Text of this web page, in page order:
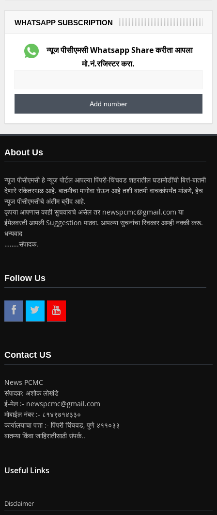
WHATSAPP SUBSCRIPTION
न्यूज पीसीएमसी Whatsapp Share करीता आपला
मो.नं.रजिस्टर करा.
About Us
न्यूज पीसीएमसी हे न्यूज पोर्टल आपल्या पिंपरी-चिंचवड शहरातील घडामोडींची बित्तं-बातमी
देणारे संकेतस्थळ आहे. बातमीचा मागोवा घेऊन आहे तशी बातमी वाचकांपर्यंत मांडणे, हेच
न्यूज पीसीएमसीचे अंतीम ब्रीद आहे.
कृपया आपणास काही सुचवायचे असेल तर newspcmc@gmail.com या
ईमेलवरती आपली Suggestion पाठवा. आपल्या सुचनांचा स्विकार आम्ही नक्की करू.
धन्यवाद
……..संपादक.
Follow Us
Contact US
News PCMC
संपादक: अशोक लोखंडे
ई-मेल :- newspcmc@gmail.com
मोबाईल नंबर :- ८१४९७१४३३०
कार्यालयाचा पत्ता :- पिंपरी चिंचवड, पुणे ४११०३३
बातम्या किंवा जाहिरातीसाठी संपर्क..
Useful Links
Disclaimer